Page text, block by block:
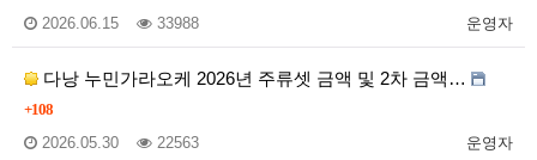
운영자
2026.06.15 33988
다낭 누민가라오케 2026년 주류셋 금액 및 2차 금액…
+108
운영자
2026.05.30 22563